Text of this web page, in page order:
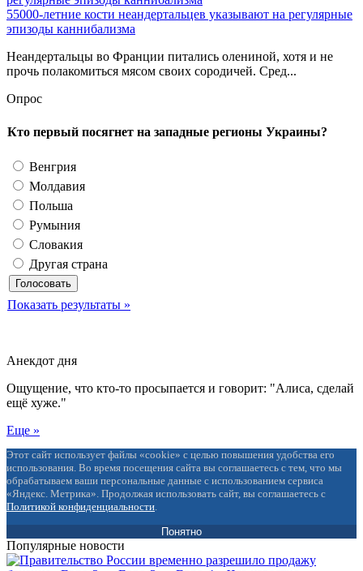
55000-летние кости неандертальцев указывают на регулярные
эпизоды каннибализма
Неандертальцы во Франции питались олениной, хотя и не
прочь полакомиться мясом своих сородичей. Сред...
Опрос
Кто первый посягнет на западные регионы Украины?
Венгрия
Молдавия
Польша
Румыния
Словакия
Другая страна
Показать результаты »
Анекдот дня
Ощущение, что кто-то просыпается и говорит: "Алиса, сделай
ещё хуже."
Еще »
Этот сайт использует файлы «cookie» с целью повышения удобства его
использования. Во время посещения сайта вы соглашаетесь с тем, что мы
обрабатываем ваши персональные данные с использованием сервиса
«Яндекс. Метрика». Продолжая использовать сайт, вы соглашаетесь с
Политикой конфиденциальности
Понятно
Популярные новости